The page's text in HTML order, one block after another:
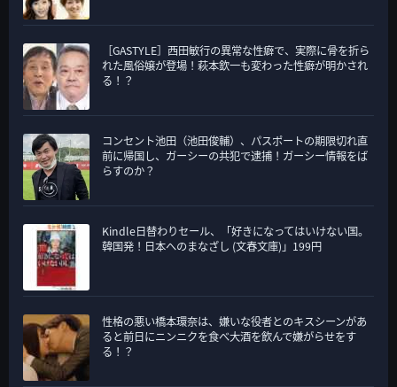
［GASTYLE］西田敏行の異常な性癖で、実際に骨を折ら
れた風俗嬢が登場！萩本欽一も変わった性癖が明かされ
る！？
コンセント池田（池田俊輔）、パスポートの期限切れ直
前に帰国し、ガーシーの共犯で逮捕！ガーシー情報をば
らすのか？
Kindle日替わりセール、「好きになってはいけない国。
韓国発！日本へのまなざし (文春文庫)」199円
性格の悪い橋本環奈は、嫌いな役者とのキスシーンがあ
ると前日にニンニクを食べ大酒を飲んで嫌がらせをす
る！？